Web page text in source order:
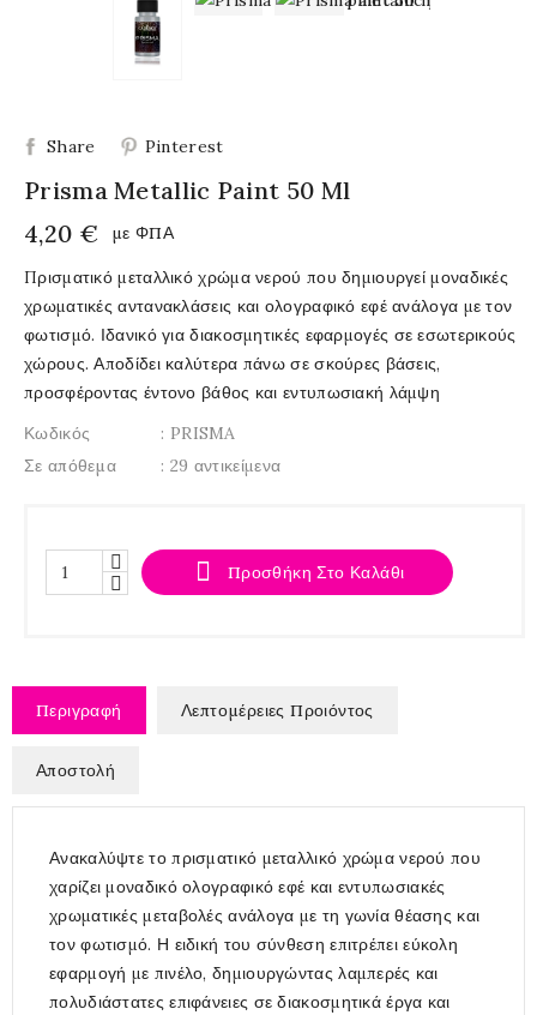
Share Pinterest
Prisma Metallic Paint 50 Ml
4,20 €
με ΦΠΑ
Πρισματικό μεταλλικό χρώμα νερού που δημιουργεί μοναδικές
χρωματικές αντανακλάσεις και ολογραφικό εφέ ανάλογα με τον
φωτισμό. Ιδανικό για διακοσμητικές εφαρμογές σε εσωτερικούς
χώρους. Αποδίδει καλύτερα πάνω σε σκούρες βάσεις,
προσφέροντας έντονο βάθος και εντυπωσιακή λάμψη
Κωδικός
: PRISMA
Σε απόθεμα
: 29 αντικείμενα
 Προσθήκη Στο Καλάθι
Περιγραφή Λεπτομέρειες Προιόντος
Αποστολή
Ανακαλύψτε το πρισματικό μεταλλικό χρώμα νερού που
χαρίζει μοναδικό ολογραφικό εφέ και εντυπωσιακές
χρωματικές μεταβολές ανάλογα με τη γωνία θέασης και
τον φωτισμό. Η ειδική του σύνθεση επιτρέπει εύκολη
εφαρμογή με πινέλο, δημιουργώντας λαμπερές και
πολυδιάστατες επιφάνειες σε διακοσμητικά έργα και